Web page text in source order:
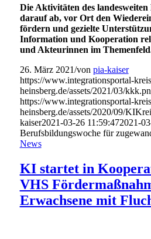
Die Aktivitäten des landesweiten
darauf ab, vor Ort den
fördern und gezielte
Information und Kooperation
und Akteurinnen im
26. März 2021/von pia-kaiser
https://www.integrationsportal-
heinsberg.de/assets/2021/03/
https://www.integrationsportal-
heinsberg.de/assets/2020/09/
kaiser2021-03-26 11:59:472021-
Berufsbildungswoche für
News
KI startet in
VHS
Erwachsene mit